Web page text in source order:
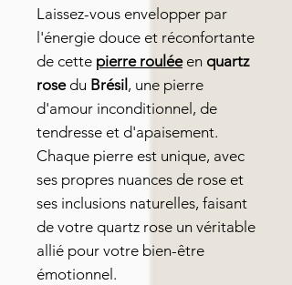
Laissez-vous envelopper par
l'énergie douce et réconfortante
de cette pierre rouléeen quartz
rosedu Brésil , une pierre
d'amour inconditionnel, de
tendresse et d'apaisement.
Chaque pierre est unique, avec
ses propres nuances de rose et
ses inclusions naturelles, faisant
de votre quartz rose un véritable
allié pour votre bien-être
émotionnel.